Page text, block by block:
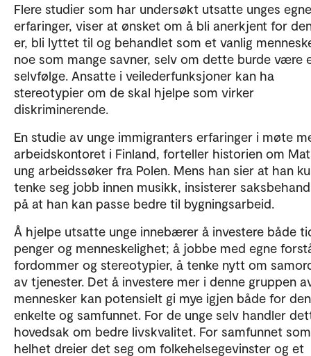
Flere studier som har undersøkt utsatte unges egne
erfaringer, viser at ønsket om å bli anerkjent for
er, bli lyttet til og behandlet som et vanlig
noe som mange savner, selv om dette burde være
selvfølge. Ansatte i veilederfunksjoner kan ha
stereotypier om de skal hjelpe som virker
diskriminerende.
En studie av unge immigranters erfaringer i møte
arbeidskontoret i Finland, forteller historien om
ung arbeidssøker fra Polen. Mens han sier at han
tenke seg jobb innen musikk, insisterer
på at han kan passe bedre til bygningsarbeid.
Å hjelpe utsatte unge innebærer å investere både
penger og menneskelighet; å jobbe med egne
fordommer og stereotypier, å tenke nytt om
av tjenester. Det å investere mer i denne gruppen
mennesker kan potensielt gi mye igjen både for den
enkelte og samfunnet. For de unge selv handler
hovedsak om bedre livskvalitet. For samfunnet som
helhet dreier det seg om folkehelsegevinster og et